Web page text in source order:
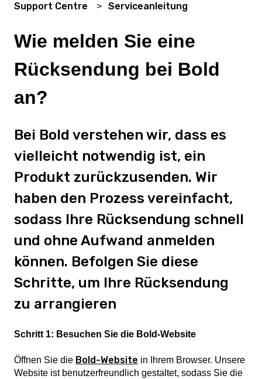
Support Centre Serviceanleitung
Wie melden Sie eine
Rücksendung bei Bold
an?
Bei Bold verstehen wir, dass es
vielleicht notwendig ist, ein
Produkt zurückzusenden. Wir
haben den Prozess vereinfacht,
sodass Ihre Rücksendung schnell
und ohne Aufwand anmelden
können. Befolgen Sie diese
Schritte, um Ihre Rücksendung
zu arrangieren
Schritt 1: Besuchen Sie die Bold-Website
Öffnen Sie die Bold-Website in Ihrem Browser. Unsere
Website ist benutzerfreundlich gestaltet, sodass Sie die